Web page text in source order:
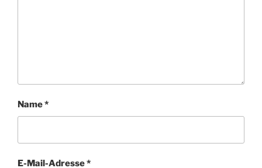
Name*
E-Mail-Adresse*